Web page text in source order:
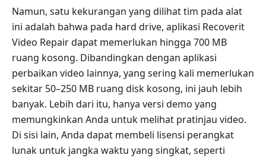
Namun, satu kekurangan yang dilihat tim pada alat
ini adalah bahwa pada hard drive, aplikasi Recoverit
Video Repair dapat memerlukan hingga 700 MB
ruang kosong. Dibandingkan dengan aplikasi
perbaikan video lainnya, yang sering kali memerlukan
sekitar 50–250 MB ruang disk kosong, ini jauh lebih
banyak. Lebih dari itu, hanya versi demo yang
memungkinkan Anda untuk melihat pratinjau video.
Di sisi lain, Anda dapat membeli lisensi perangkat
lunak untuk jangka waktu yang singkat, seperti